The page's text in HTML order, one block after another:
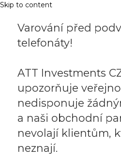
Skip to content
Varování před
telefonáty!
ATT Investments
upozorňuje
nedisponuje
a naši obchodní
nevolají klientům,
neznají.